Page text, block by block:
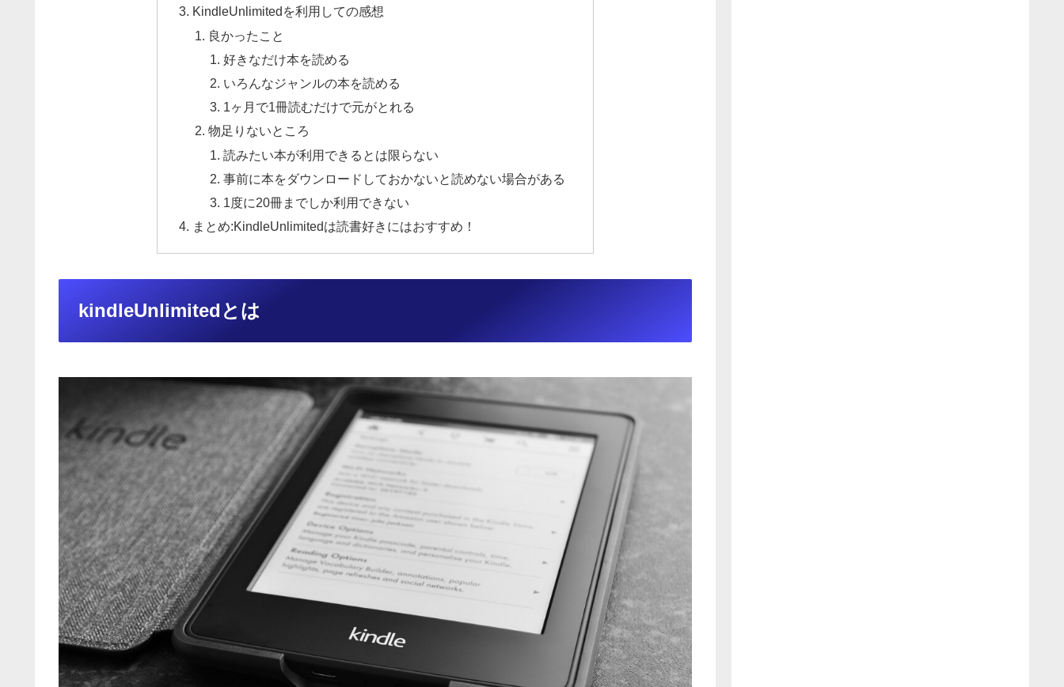
KindleUnlimitedを利用しての感想
良かったこと
好きなだけ本を読める
いろんなジャンルの本を読める
1ヶ月で1冊読むだけで元がとれる
物足りないところ
読みたい本が利用できるとは限らない
事前に本をダウンロードしておかないと読めない場合がある
1度に20冊までしか利用できない
まとめ:KindleUnlimitedは読書好きにはおすすめ！
kindleUnlimitedとは